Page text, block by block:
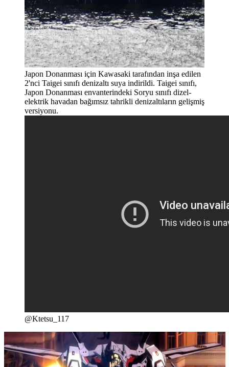
Japon Donanması için Kawasaki tarafından inşa edilen
2'nci Taigei sınıfı denizaltı suya indirildi. Taigei sınıfı,
Japon Donanması envanterindeki Soryu sınıfı dizel-
elektrik havadan bağımsız tahrikli denizaltıların gelişmiş
versiyonu.
@Ktetsu_117